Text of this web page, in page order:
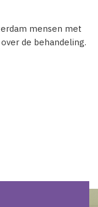
mensen met
de behandeling.